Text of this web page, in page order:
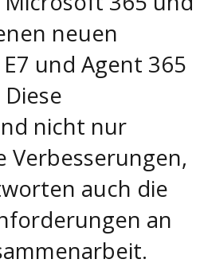
neuen
und Agent 365
nicht nur
Verbesserungen,
auch die
an